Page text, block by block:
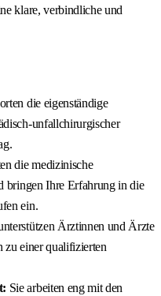
klare, verbindliche und
die eigenständige
unfallchirurgischer
die medizinische
bringen Ihre Erfahrung in die
ein.
Ärztinnen und Ärzte
zu einer qualifizierten
Sie arbeiten eng mit den